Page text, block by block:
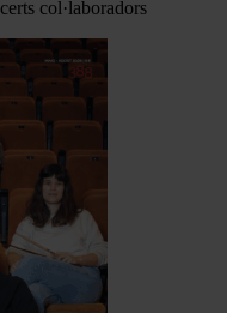
col·laboradors